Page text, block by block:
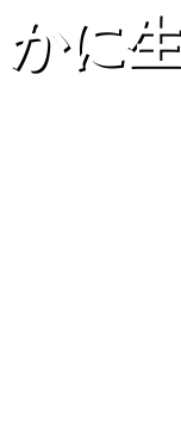
かに